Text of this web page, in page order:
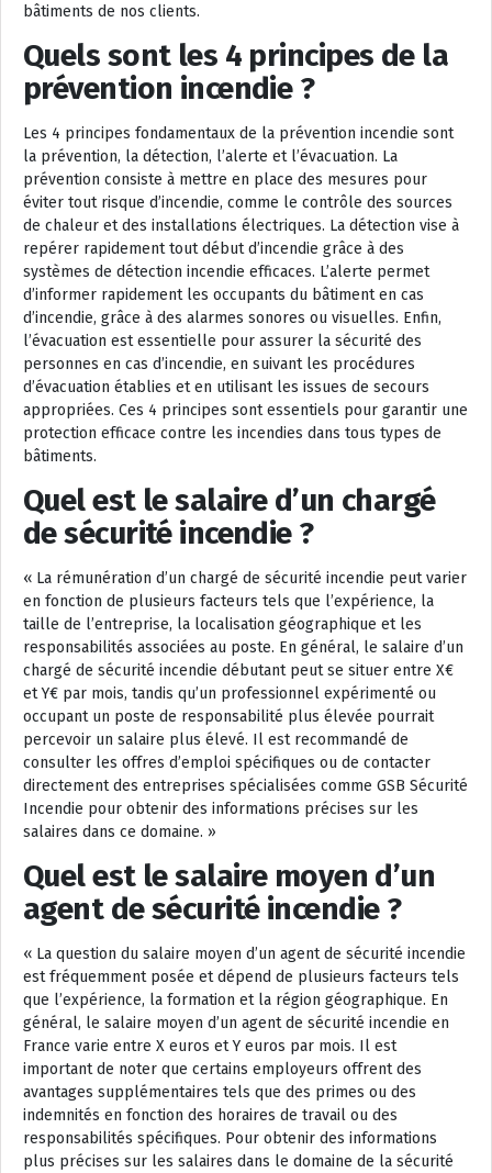
bâtiments de nos clients.
Quels sont les 4 principes de la
prévention incendie ?
Les 4 principes fondamentaux de la prévention incendie sont
la prévention, la détection, l’alerte et l’évacuation. La
prévention consiste à mettre en place des mesures pour
éviter tout risque d’incendie, comme le contrôle des sources
de chaleur et des installations électriques. La détection vise à
repérer rapidement tout début d’incendie grâce à des
systèmes de détection incendie efficaces. L’alerte permet
d’informer rapidement les occupants du bâtiment en cas
d’incendie, grâce à des alarmes sonores ou visuelles. Enfin,
l’évacuation est essentielle pour assurer la sécurité des
personnes en cas d’incendie, en suivant les procédures
d’évacuation établies et en utilisant les issues de secours
appropriées. Ces 4 principes sont essentiels pour garantir une
protection efficace contre les incendies dans tous types de
bâtiments.
Quel est le salaire d’un chargé
de sécurité incendie ?
« La rémunération d’un chargé de sécurité incendie peut varier
en fonction de plusieurs facteurs tels que l’expérience, la
taille de l’entreprise, la localisation géographique et les
responsabilités associées au poste. En général, le salaire d’un
chargé de sécurité incendie débutant peut se situer entre X€
et Y€ par mois, tandis qu’un professionnel expérimenté ou
occupant un poste de responsabilité plus élevée pourrait
percevoir un salaire plus élevé. Il est recommandé de
consulter les offres d’emploi spécifiques ou de contacter
directement des entreprises spécialisées comme GSB Sécurité
Incendie pour obtenir des informations précises sur les
salaires dans ce domaine. »
Quel est le salaire moyen d’un
agent de sécurité incendie ?
« La question du salaire moyen d’un agent de sécurité incendie
est fréquemment posée et dépend de plusieurs facteurs tels
que l’expérience, la formation et la région géographique. En
général, le salaire moyen d’un agent de sécurité incendie en
France varie entre X euros et Y euros par mois. Il est
important de noter que certains employeurs offrent des
avantages supplémentaires tels que des primes ou des
indemnités en fonction des horaires de travail ou des
responsabilités spécifiques. Pour obtenir des informations
plus précises sur les salaires dans le domaine de la sécurité